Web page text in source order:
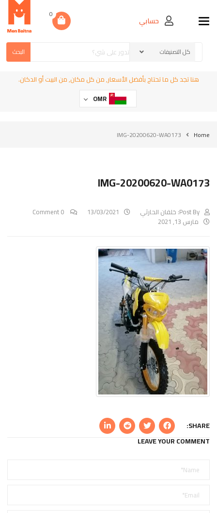
Toggle navigationحسابي
0
البحث
هنا تجد كل ما تحتاج بأفضل الأسعار, من كل مكان, من البيت أو الدكان.
OMR
Home
IMG-20200620-WA0173
IMG-20200620-WA0173
Post By: خلفان الحارثي 13/03/2021
مارس 13, 2021
SHARE:
LEAVE YOUR COMMENT